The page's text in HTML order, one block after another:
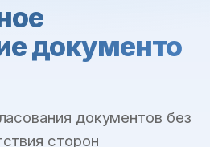
документо
документов без
сторон